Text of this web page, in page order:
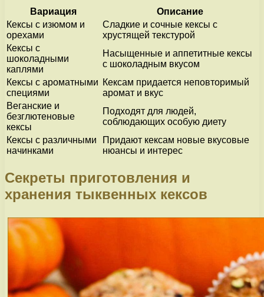
Вариация
Описание
Кексы с изюмом и
орехами
Сладкие и сочные кексы с
хрустящей текстурой
Кексы с
шоколадными
каплями
Насыщенные и аппетитные кексы
с шоколадным вкусом
Кексы с ароматными
специями
Кексам придается неповторимый
аромат и вкус
Веганские и
безглютеновые
кексы
Подходят для людей,
соблюдающих особую диету
Кексы с различными
начинками
Придают кексам новые вкусовые
нюансы и интерес
Секреты приготовления и
хранения тыквенных кексов